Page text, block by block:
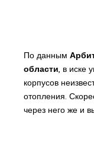
По данным
области, в иске
корпусов
отопления.
через него же и